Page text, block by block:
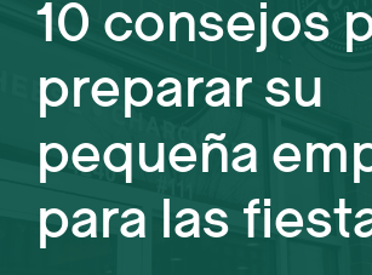
10 consejos
preparar su
pequeña
para las